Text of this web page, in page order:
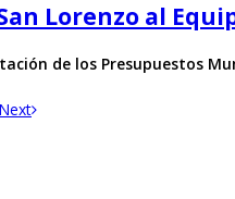
Lorenzo al
de los Presupuestos
Next